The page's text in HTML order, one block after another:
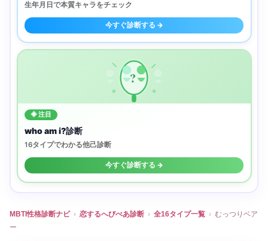
生年月日で本質キャラをチェック
今すぐ診断する →
?
◈ 注目
who am i?診断
16タイプでわかる他己診断
今すぐ診断する →
MBTI性格診断ナビ › 恋するへびべあ診断 › 全16タイプ一覧 › むっつりベア
ー